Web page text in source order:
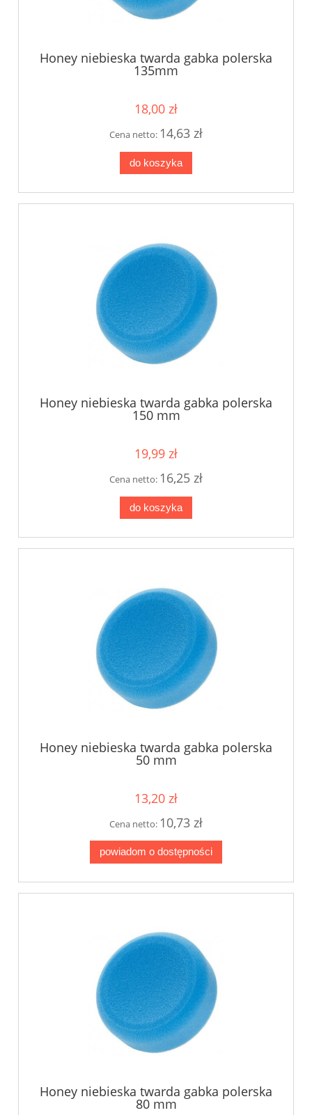
Honey niebieska twarda gabka polerska
135mm
18,00 zł
Cena netto: 14,63 zł
do koszyka
Honey niebieska twarda gabka polerska
150 mm
19,99 zł
Cena netto: 16,25 zł
do koszyka
Honey niebieska twarda gabka polerska
50 mm
13,20 zł
Cena netto: 10,73 zł
powiadom o dostępności
Honey niebieska twarda gabka polerska
80 mm